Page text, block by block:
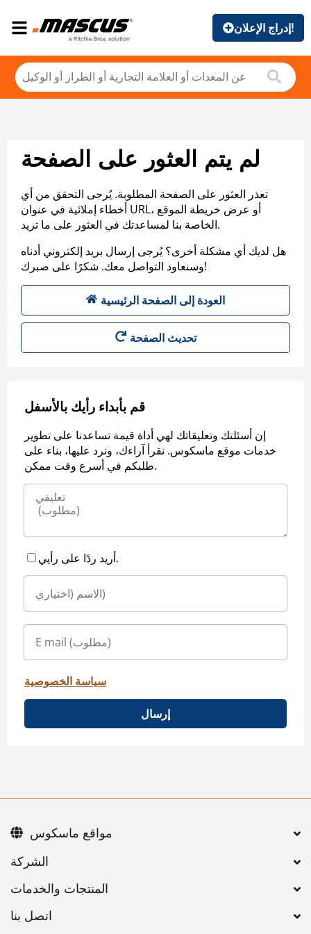
إدراج الإعلان!
لم يتم العثور على الصفحة
تعذر العثور على الصفحة المطلوبة. يُرجى التحقق من أي
أخطاء إملائية في عنوان URL، أو عرض خريطة الموقع
الخاصة بنا لمساعدتك في العثور على ما تريد.
هل لديك أي مشكلة أخرى؟ يُرجى إرسال بريد إلكتروني أدناه
وسنعاود التواصل معك. شكرًا على صبرك!
العودة إلى الصفحة الرئيسية
تحديث الصفحة
قم بأبداء رأيك بالأسفل
إن أسئلتك وتعليقاتك لهي أداة قيمة تساعدنا على تطوير
خدمات موقع ماسكوس. نقرأ آراءك، ونرد عليها، بناء على
طلبكم في أسرع وقت ممكن.
أريد ردًا على رأيي.
سياسة الخصوصية
إرسال
اتصل بنا
مواقع ماسكوس